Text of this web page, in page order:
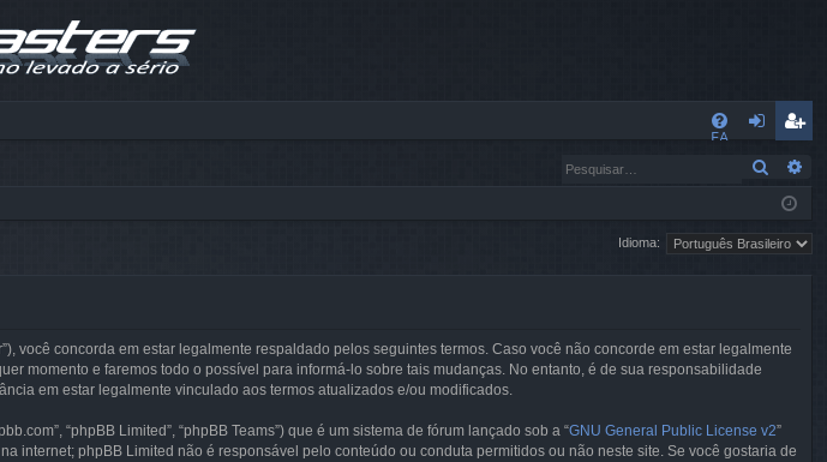
FA
nt
r
eg
ist
ra
Idioma:
você concorda em estar legalmente respaldado pelos seguintes termos. Caso você não concorde em estar legalmente
momento e faremos todo o possível para informá-lo sobre tais mudanças. No entanto, é de sua responsabilidade
em estar legalmente vinculado aos termos atualizados e/ou modificados.
“phpBB Limited”, “phpBB Teams”) que é um sistema de fórum lançado sob a “GNU General Public License v2”
internet; phpBB Limited não é responsável pelo conteúdo ou conduta permitidos ou não neste site. Se você gostaria de